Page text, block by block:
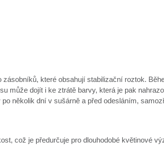
které obsahují stabilizační roztok.
může dojít i ke ztrátě barvy, která je pak
několik dní v sušárně a před odesláním,
což je předurčuje pro dlouhodobé květinové